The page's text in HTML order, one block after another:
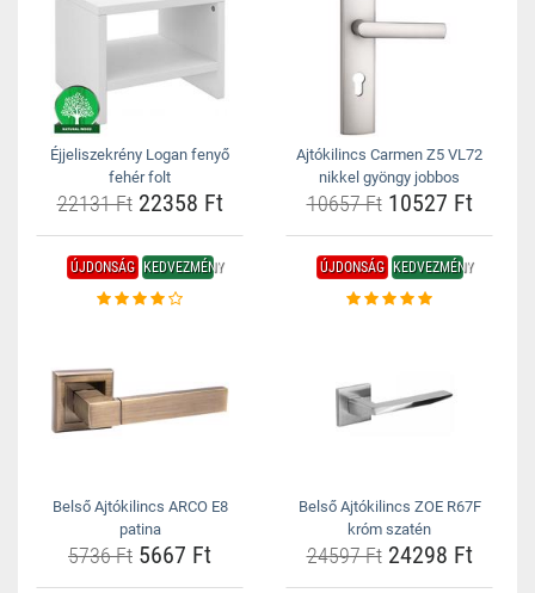
Éjjeliszekrény Logan fenyő
fehér folt
22131 Ft22358 Ft
Ajtókilincs Carmen Z5 VL72
nikkel gyöngy jobbos
10657 Ft10527 Ft
ÚJDONSÁG KEDVEZMÉNY
Belső Ajtókilincs ARCO E8
patina
5736 Ft 5667 Ft
ÚJDONSÁG KEDVEZMÉNY
Belső Ajtókilincs ZOE R67F
króm szatén
24597 Ft24298 Ft